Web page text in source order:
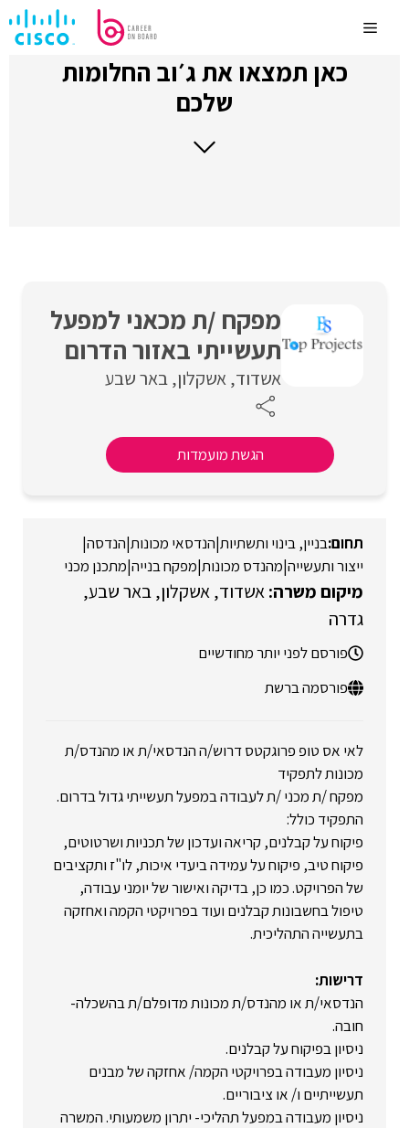
לתוכןMenu
כאן תמצאו את ג׳וב החלומות
שלכם
מפקח /ת מכאני למפעל
תעשייתי באזור הדרום
אשדוד אשקלון באר שבע
הגשת מועמדות
בניין, בינוי ותשתיות|הנדסאי מכונות|הנדסה|
ייצור ותעשייה|מהנדס מכונות|מפקח בנייה|מתכנן מכני
אשדוד אשקלון באר שבע
גדרה
פורסם לפני יותר מחודשיים
פורסמה ברשת
לאי אס טופ פרוגקטס דרוש/ה הנדסאי/ת או מהנדס/ת
מכונות לתפקיד
מפקח /ת מכני /ת לעבודה במפעל תעשייתי גדול בדרום.
התפקיד כולל:
פיקוח על קבלנים, קריאה ועדכון של תכניות ושרטוטים,
פיקוח טיב, פיקוח על עמידה ביעדי איכות, לו"ז ותקציבים
של הפרויקט. כמו כן, בדיקה ואישור של יומני עבודה,
טיפול בחשבונות קבלנים ועוד בפרויקטי הקמה ואחזקה
בתעשייה התהליכית.
דרישות:
הנדסאי/ת או מהנדס/ת מכונות מדופלם/ת בהשכלה-
חובה.
ניסיון בפיקוח על קבלנים.
ניסיון מעבודה בפרויקטי הקמה/ אחזקה של מבנים
תעשייתיים ו/ או ציבוריים.
ניסיון מעבודה במפעל תהליכי- יתרון משמעותי. המשרה